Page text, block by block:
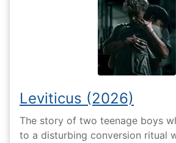
Leviticus (2026)
The story of two teenage boys
to a disturbing conversion ritual